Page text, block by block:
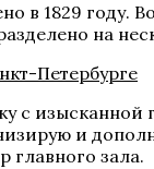
в 1829
на
с
и
главного зала.